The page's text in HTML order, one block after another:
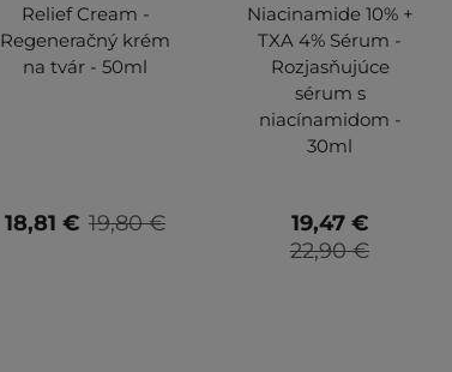
Relief Cream -
Regeneračný krém
na tvár - 50ml
19,80 €
18,81 €
Niacinamide 10% +
TXA 4% Sérum -
Rozjasňujúce
sérum s
niacínamidom -
30ml
22,90 €
19,47 €